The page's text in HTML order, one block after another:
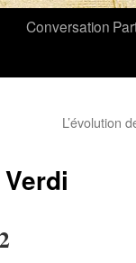
Conversation
L’évolution